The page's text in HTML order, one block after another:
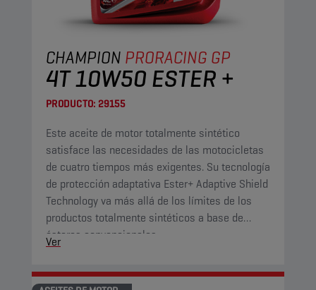
CHAMPION PRORACING GP
4T 10W50 ESTER +
PRODUCTO: 29155
Este aceite de motor totalmente sintético
satisface las necesidades de las motocicletas
de cuatro tiempos más exigentes. Su tecnología
de protección adaptativa Ester+ Adaptive Shield
Technology va más allá de los límites de los
productos totalmente sintéticos a base de
ésteres convencionales.
Ver